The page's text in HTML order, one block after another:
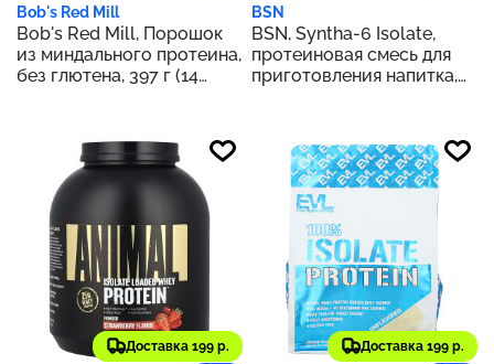
Bob's Red Mill
Bob's Red Mill, Порошок
из миндального протеина,
без глютена, 397 г (14
BSN
BSN, Syntha-6 Isolate,
протеиновая смесь для
приготовления напитка,
Доставка 199 р. Доставка 199 р.